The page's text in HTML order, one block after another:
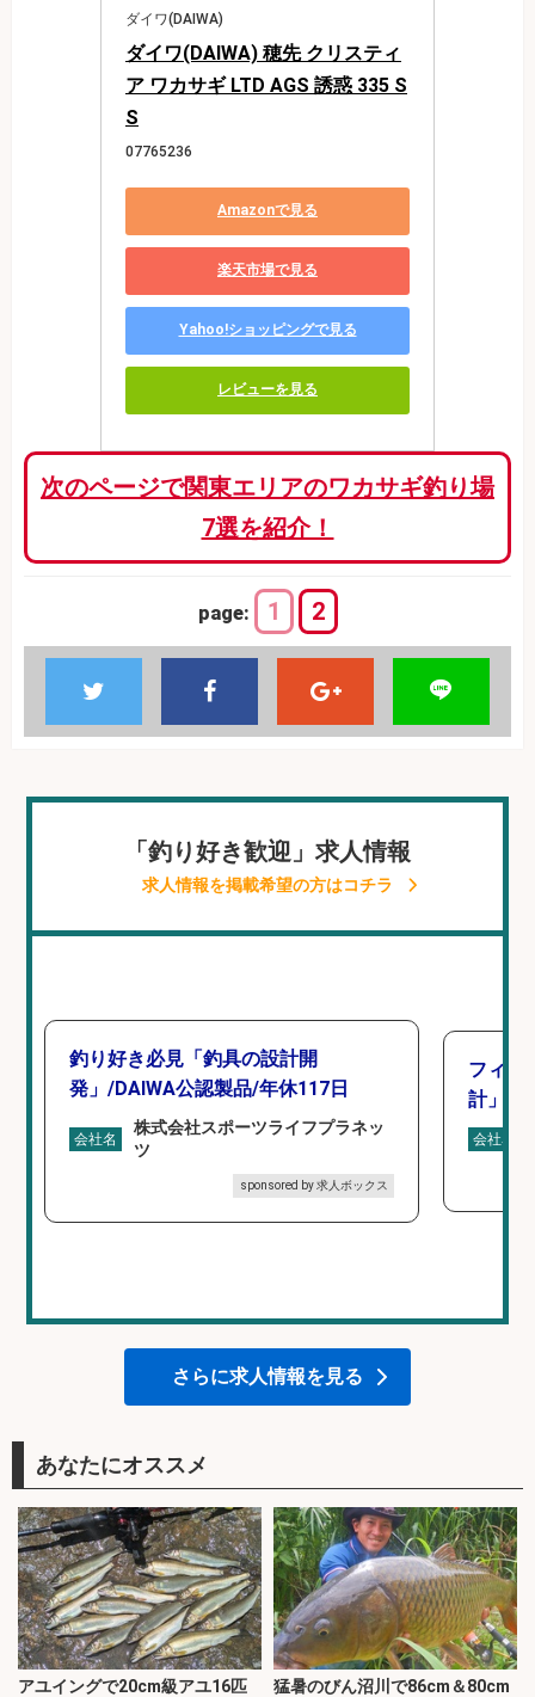
ダイワ(DAIWA)
ダイワ(DAIWA) 穂先 クリスティ
ア ワカサギ LTD AGS 誘惑 335 S
S
07765236
Amazonで見る
楽天市場で見る
Yahoo!ショッピングで見る
レビューを見る
次のページで関東エリアのワカサギ釣り場
7選を紹介！
page: 1 2
「釣り好き歓迎」求人情報
求人情報を掲載希望の方はコチラ
釣り好き必見「釣具の設計開
発」/DAIWA公認製品/年休117日
会社名
株式会社スポーツライフプラネッ
ツ
sponsored by 求人ボックス
フィッ
計」
会社名
さらに求人情報を見る
あなたにオススメ
アユイングで20cm級アユ16匹
猛暑のびん沼川で86cm＆80cm